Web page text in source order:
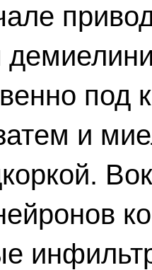
под
и